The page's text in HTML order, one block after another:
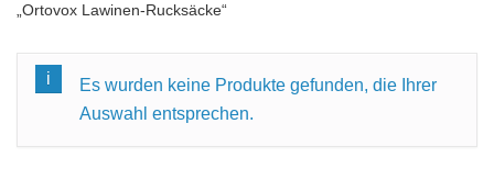
„Ortovox Lawinen-Rucksäcke“
Es wurden keine Produkte gefunden, die Ihrer
Auswahl entsprechen.